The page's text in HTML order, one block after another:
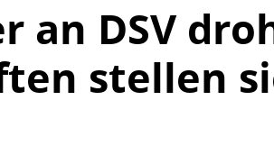
an DSV
stellen